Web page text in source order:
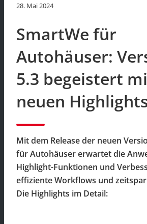
28. Mai 2024
SmartWe für
Autohäuser:
5.3 begeistert
neuen
Mit dem Release der neuen
für Autohäuser erwartet die
Highlight-Funktionen und
effiziente Workflows und
Die Highlights im Detail: